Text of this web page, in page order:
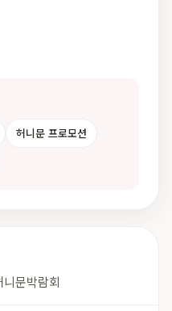
허니문 프로모션
문박람회